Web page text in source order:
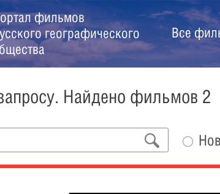
фильмов
географического
Все
Найдено фильмов 2